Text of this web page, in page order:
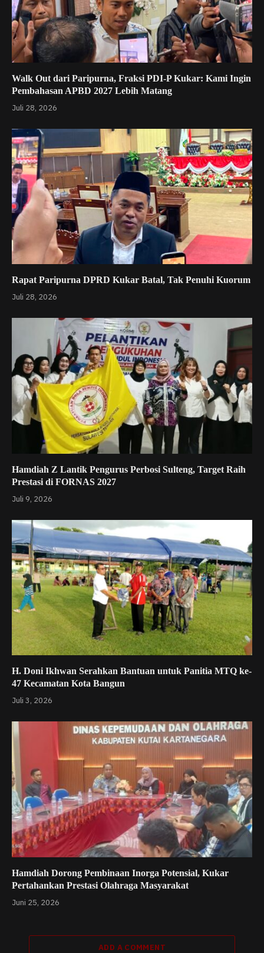
Walk Out dari Paripurna, Fraksi PDI-P Kukar: Kami Ingin
Pembahasan APBD 2027 Lebih Matang
Juli 28, 2026
Rapat Paripurna DPRD Kukar Batal, Tak Penuhi Kuorum
Juli 28, 2026
Hamdiah Z Lantik Pengurus Perbosi Sulteng, Target Raih
Prestasi di FORNAS 2027
Juli 9, 2026
H. Doni Ikhwan Serahkan Bantuan untuk Panitia MTQ ke-
47 Kecamatan Kota Bangun
Juli 3, 2026
Hamdiah Dorong Pembinaan Inorga Potensial, Kukar
Pertahankan Prestasi Olahraga Masyarakat
Juni 25, 2026
ADD A COMMENT